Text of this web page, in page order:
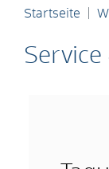
Startseite
Service